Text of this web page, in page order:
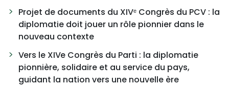
Projet de documents du XIVᵉ Congrès du PCV : la
diplomatie doit jouer un rôle pionnier dans le
nouveau contexte
Vers le XIVe Congrès du Parti : la diplomatie
pionnière, solidaire et au service du pays,
guidant la nation vers une nouvelle ère